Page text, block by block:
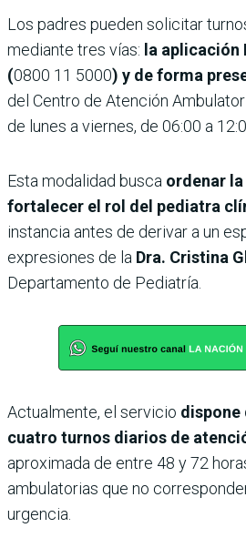
Los padres pueden solicitar
mediante tres vías: la aplicación
(0800 11 5000) y de forma
del Centro de Atención
de lunes a viernes, de 06:00 a
Esta modalidad busca ordenar
fortalecer el rol del pediatra
instancia antes de derivar a un
expresiones de la Dra. Cristina
Departamento de Pediatría.
Actualmente, el servicio dispone
cuatro turnos diarios de
aproximada de entre 48 y 72
ambulatorias que no
urgencia.